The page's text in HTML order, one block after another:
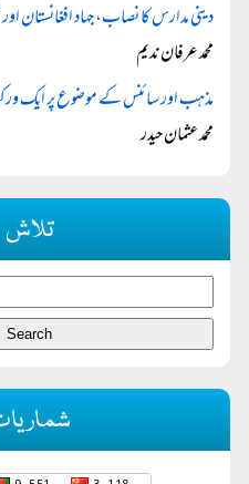
دینی مدارس کا نصاب، جہاد افغانستان
محمد عرفان ندیم
مذہب اور سائنس کے موضوع پر ایک
محمد عثمان حیدر
تلاش